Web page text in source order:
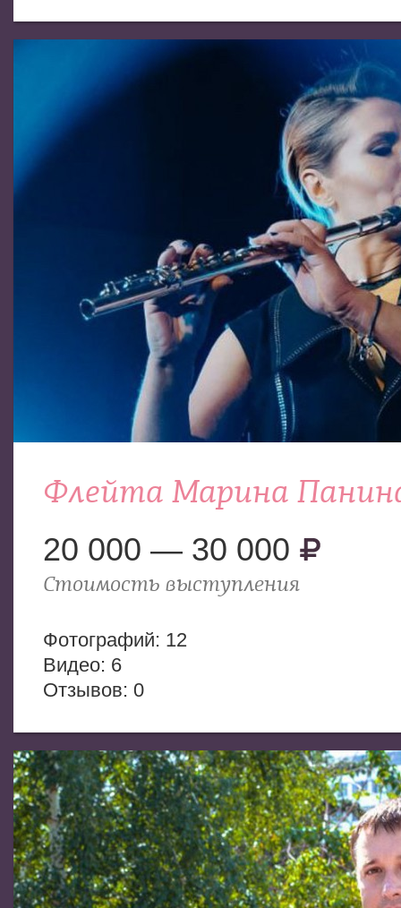
Флейта Марина
20 000 — 30 000
Стоимость выступления
Фотогрaфий: 12
Видео: 6
Отзывов: 0